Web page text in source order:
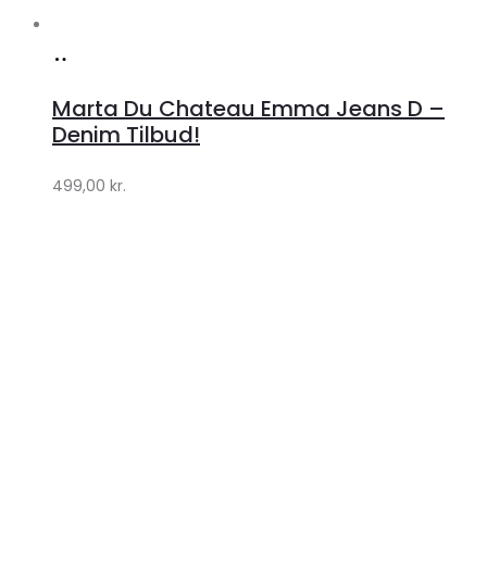
Klædeskabet.dk
Marta Du Chateau Emma Jeans D –
Denim Tilbud!
499,00 kr.